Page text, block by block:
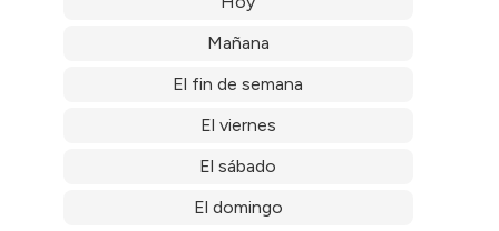
Mañana
El fin de semana
El viernes
El sábado
El domingo